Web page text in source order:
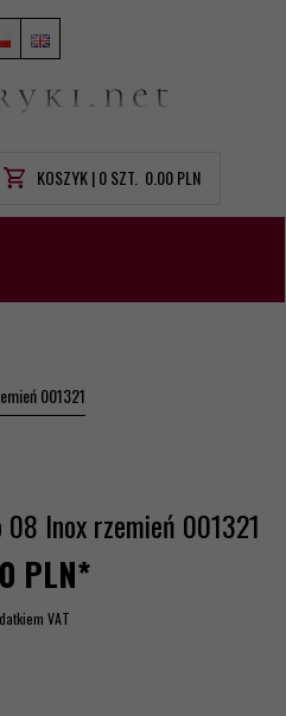
KOSZYK |0SZT. 0.00PLN
001321
08 Inox rzemień 001321
PLN*
VAT